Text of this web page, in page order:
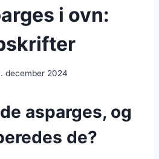
i ovn:
december 2024
asparges, og
de?